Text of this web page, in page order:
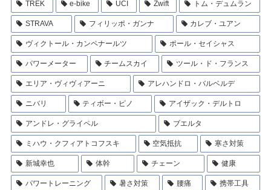
TREK e-bike UCI Zwift トム・デュムラン
STRAVA フィリッポ・ガンナ カレブ・ユアン
ヴィクトール・カンペナールツ ポール・セイシャス
パワーメーター チームスカイ ツール・ド・フランス
エリア・ヴィヴィアーニ アレハンドロ・バルベルデ
ニバリ ティボー・ピノ アイザック・デルトロ
アンドレ・グライペル ブエルタ
ミハウ・クフィアトコフスキ 空気抵抗 寒さ対策
新城幸也 体幹 チェーン 健康
パワートレーニング 暑さ対策 腰痛 携帯工具